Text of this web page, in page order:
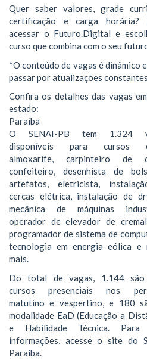
Quer saber valores, grade
certificação e carga horária?
acessar o Futuro.Digital e
curso que combina com o seu
*O conteúdo de vagas é dinâmico
passar por atualizações
Confira os detalhes das vagas
estado:
Paraíba
O SENAI-PB tem 1.324
disponíveis para cursos
almoxarife, carpinteiro de
confeiteiro, desenhista de
artefatos, eletricista,
cercas elétrica, instalação de
mecânica de máquinas
operador de elevador de
programador de sistema de
tecnologia em energia eólica e
mais.
Do total de vagas, 1.144 são
cursos presenciais nos
matutino e vespertino, e 180
modalidade EaD (Educação a
e Habilidade Técnica. Para
informações, acesse o site do
Paraíba.